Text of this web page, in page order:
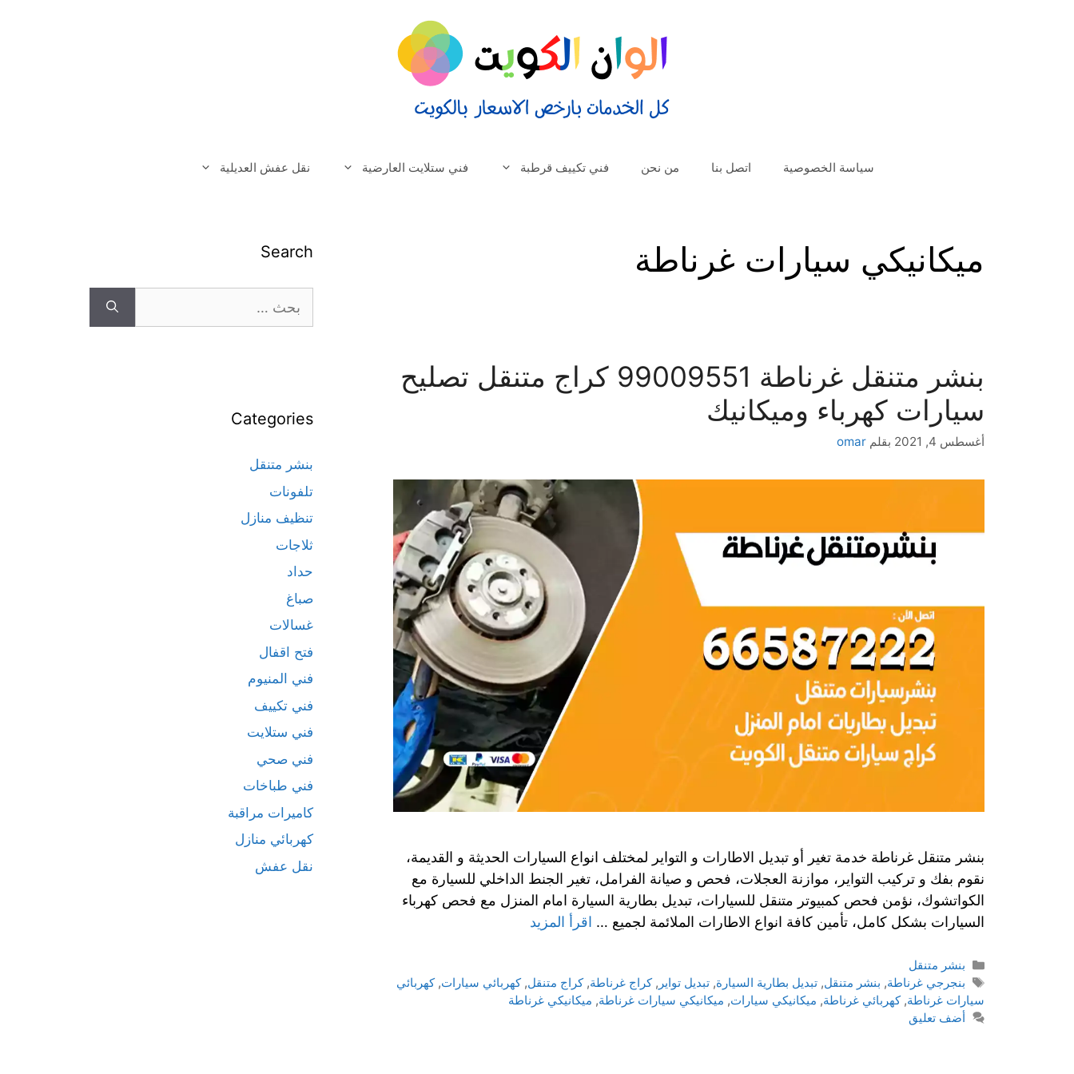
سياسة الخصوصية اتصل بنا من نحن فني تكييف قرطبة فني ستلايت العارضية نقل عفش العديلية
ميكانيكي سيارات غرناطة
بنشر متنقل غرناطة 99009551‬ كراج متنقل تصليح
سيارات كهرباء وميكانيك
أغسطس 4, 2021 بقلم omar
بنشر متنقل غرناطة خدمة تغير أو تبديل الاطارات و التواير لمختلف انواع السيارات الحديثة و القديمة،
نقوم بفك و تركيب التواير، موازنة العجلات، فحص و صيانة الفرامل، تغير الجنط الداخلي للسيارة مع
الكواتشوك، نؤمن فحص كمبيوتر متنقل للسيارات، تبديل بطارية السيارة امام المنزل مع فحص كهرباء
السيارات بشكل كامل، تأمين كافة انواع الاطارات الملائمة لجميع … اقرأ المزيد
بنشر متنقل
بنجرجي غرناطة, بنشر متنقل,تبديل بطارية السيارة,تبديل تواير ,كراج غرناطة,كراج متنقل,كهربائي سيارات,كهربائي
سيارات غرناطة,كهربائي غرناطة, ميكانيكي سيارات, ميكانيكي سيارات غرناطة, ميكانيكي غرناطة
أضف تعليق
Search
Categories
بنشر متنقل
تلفونات
تنظيف منازل
ثلاجات
حداد
صباغ
غسالات
فتح اقفال
فني المنيوم
فني تكييف
فني ستلايت
فني صحي
فني طباخات
كاميرات مراقبة
كهربائي منازل
نقل عفش